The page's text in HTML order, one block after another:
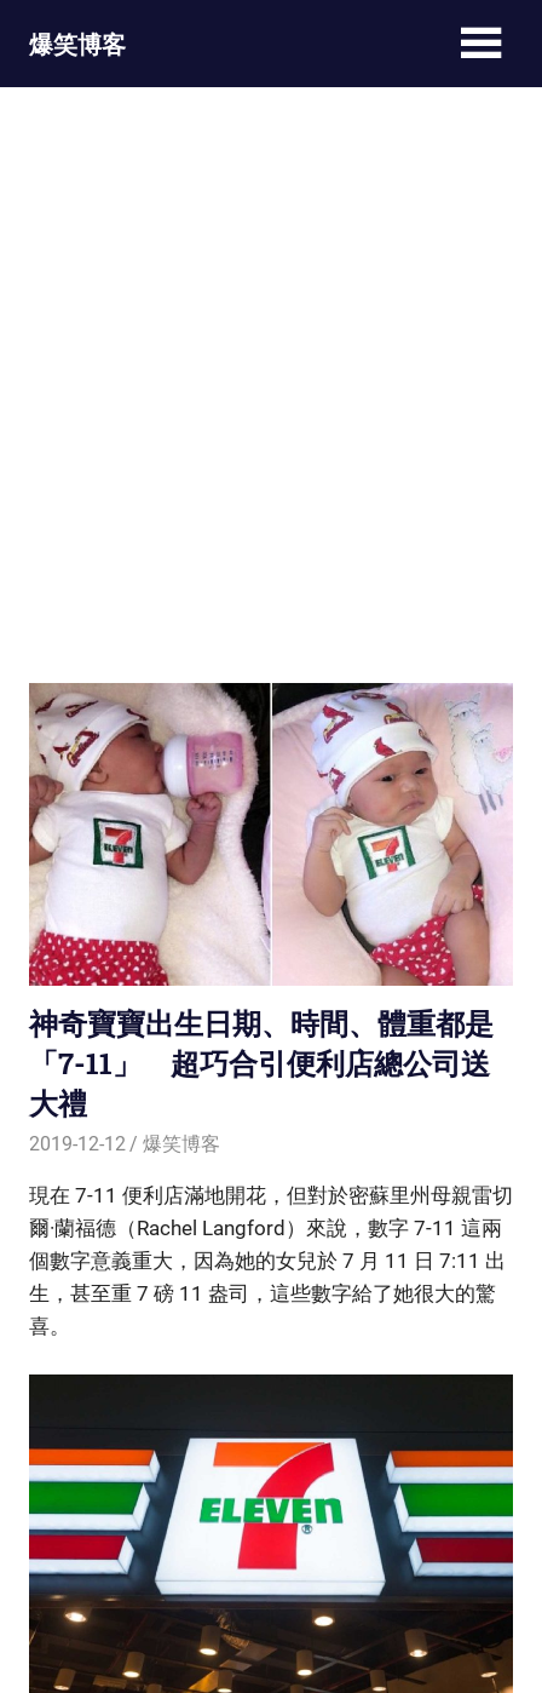
爆笑博客
神奇寶寶出生日期、時間、體重都是
「7-11」 超巧合引便利店總公司送
大禮
2019-12-12 爆笑博客
現在 7-11 便利店滿地開花，但對於密蘇里州母親雷切
爾·蘭福德（Rachel Langford）來說，數字 7-11 這兩
個數字意義重大，因為她的女兒於 7 月 11 日 7:11 出
生，甚至重 7 磅 11 盎司，這些數字給了她很大的驚
喜。